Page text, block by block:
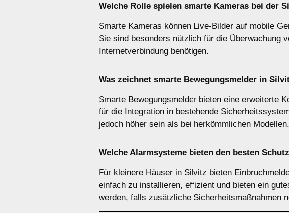
Welche Rolle spielen smarte Kameras bei der
Smarte Kameras können Live-Bilder auf mobile
Sie sind besonders nützlich für die Überwachung
Internetverbindung benötigen.
Was zeichnet smarte Bewegungsmelder in
Smarte Bewegungsmelder bieten eine erweiterte
für die Integration in bestehende
jedoch höher sein als bei herkömmlichen Modellen.
Welche Alarmsysteme bieten den besten
Für kleinere Häuser in Silvitz bieten
einfach zu installieren, effizient und bieten ein
werden, falls zusätzliche Sicherheitsmaßnahmen